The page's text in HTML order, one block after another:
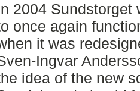
2004 Sundstorget
once again
it was
Ingvar
idea of the new